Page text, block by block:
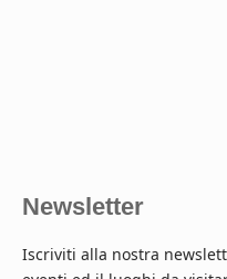
Newsletter
Iscriviti alla nostra